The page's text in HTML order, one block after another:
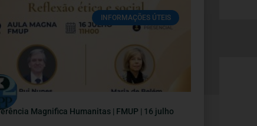
INFORMAÇÕES ÚTEIS
Magnifica Humanitas | FMUP | 16 julho